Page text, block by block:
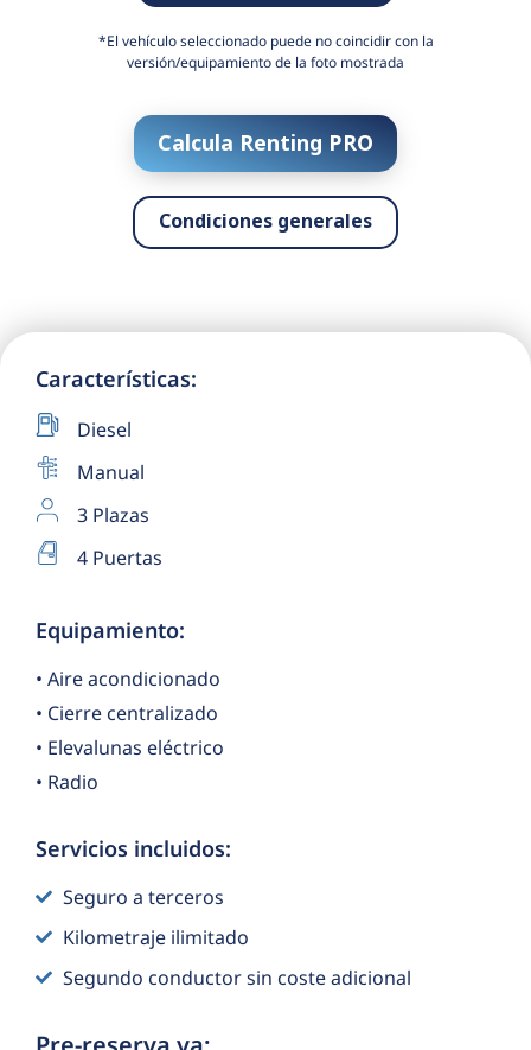
*El vehículo seleccionado puede no coincidir con la
versión/equipamiento de la foto mostrada
Calcula Renting PRO
Condiciones generales
Características:
Diesel
Manual
3 Plazas
4 Puertas
Equipamiento:
• Aire acondicionado
• Cierre centralizado
• Elevalunas eléctrico
• Radio
Servicios incluidos:
Seguro a terceros
Kilometraje ilimitado
Segundo conductor sin coste adicional